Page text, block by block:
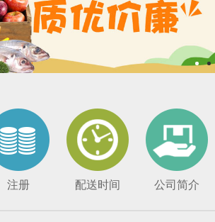
注册 配送时间 公司简介